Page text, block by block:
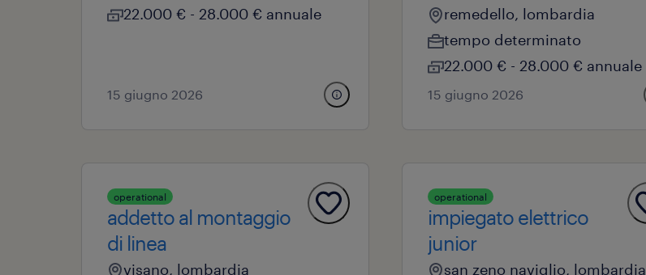
22.000 € - 28.000 € annuale
15 giugno 2026
remedello, lombardia
tempo determinato
22.000 € - 28.000 € annuale
15 giugno 2026
operational
addetto al montaggio
di linea
visano, lombardia
operational
impiegato elettrico
junior
san zeno naviglio, lombardia